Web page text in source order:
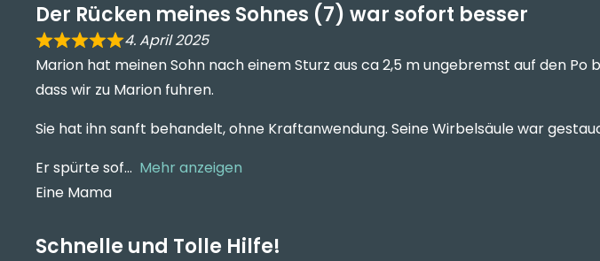
Der Rücken meines Sohnes (7) war sofort besser
4. April 2025
Marion hat meinen Sohn nach einem Sturz aus ca 2,5 m ungebremst auf den
dass wir zu Marion fuhren.
Sie hat ihn sanft behandelt, ohne Kraftanwendung. Seine Wirbelsäule war
Er spürte sof
Mehr anzeigen
Eine Mama
Schnelle und Tolle Hilfe!